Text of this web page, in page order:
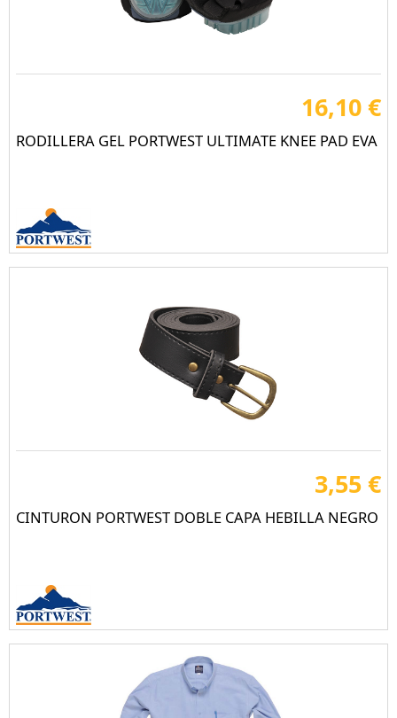
16,10 €
RODILLERA GEL PORTWEST ULTIMATE KNEE PAD EVA
3,55 €
CINTURON PORTWEST DOBLE CAPA HEBILLA NEGRO